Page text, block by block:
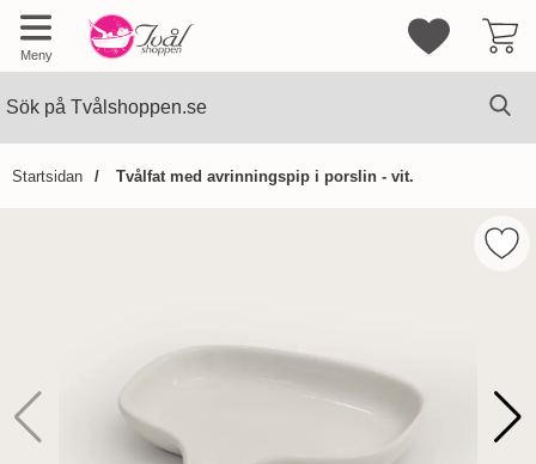
Meny
Mina
Startsidan Tvålfat med avrinningspip i porslin - vit.